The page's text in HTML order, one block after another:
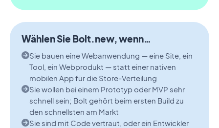
Wählen Sie Bolt.new, wenn…
Sie bauen eine Webanwendung — eine Site, ein
Tool, ein Webprodukt — statt einer nativen
mobilen App für die Store-Verteilung
Sie wollen bei einem Prototyp oder MVP sehr
schnell sein; Bolt gehört beim ersten Build zu
den schnellsten am Markt
Sie sind mit Code vertraut, oder ein Entwickler